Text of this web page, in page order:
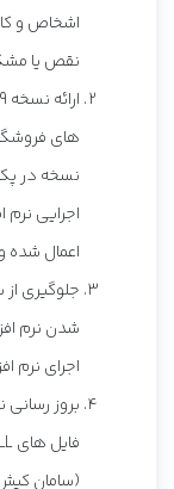
اشخاص و
نقص یا
های
نسخه در
اجرایی
اعمال شده
شدن نرم
اجرای نرم